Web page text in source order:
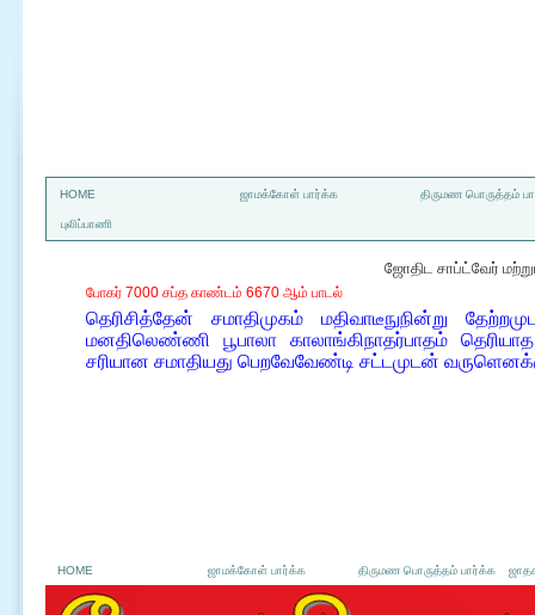
HOME ஜாமக்கோள் பார்க்க திருமண பொருத்தம்
புலிப்பாணி
ஜோதிட சாப்ட்வேர்
போகர் 7000 சப்த காண்டம் 6670 ஆம் பாடல்
தெரிசித்தேன் சமாதிமுகம் மதிவாடீநுநின்று
மனதிலெண்ணி பூபாலா காலாங்கிநாதர்பாதம்
சரியான சமாதியது பெறவேவேண்டி சட்டமுடன்
HOME ஜாமக்கோள் பார்க்க திருமண பொருத்தம் பார்க்க